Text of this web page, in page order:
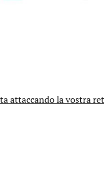
attaccando la vostra